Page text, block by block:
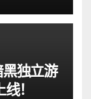
独立游
！